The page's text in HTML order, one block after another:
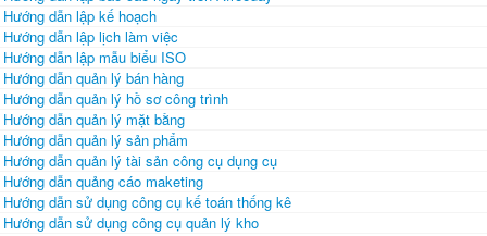
Hướng dẫn lập kế hoạch
Hướng dẫn lập lịch làm việc
Hướng dẫn lập mẫu biểu ISO
Hướng dẫn quản lý bán hàng
Hướng dẫn quản lý hồ sơ công trình
Hướng dẫn quản lý mặt bằng
Hướng dẫn quản lý sản phẩm
Hướng dẫn quản lý tài sản công cụ dụng cụ
Hướng dẫn quảng cáo maketing
Hướng dẫn sử dụng công cụ kế toán thống kê
Hướng dẫn sử dụng công cụ quản lý kho